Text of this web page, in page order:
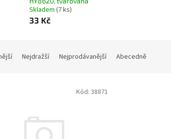
Skladem (7 ks)
33 Kč
Nejdražší Nejprodávanější Abecedně
Kód: 38871